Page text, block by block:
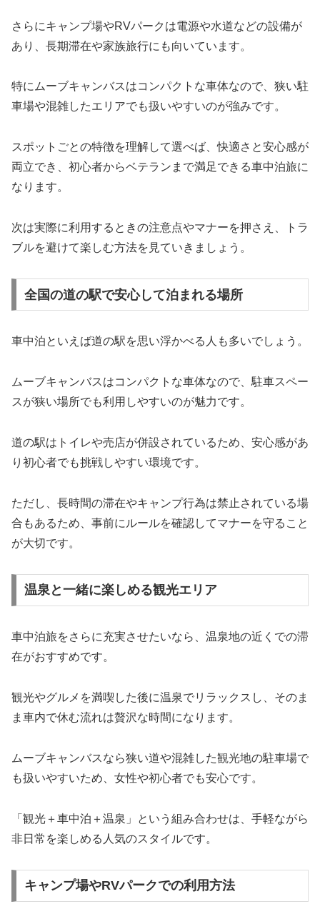
さらにキャンプ場やRVパークは電源や水道などの設備が
あり、長期滞在や家族旅行にも向いています。
特にムーブキャンバスはコンパクトな車体なので、狭い駐
車場や混雑したエリアでも扱いやすいのが強みです。
スポットごとの特徴を理解して選べば、快適さと安心感が
両立でき、初心者からベテランまで満足できる車中泊旅に
なります。
次は実際に利用するときの注意点やマナーを押さえ、トラ
ブルを避けて楽しむ方法を見ていきましょう。
全国の道の駅で安心して泊まれる場所
車中泊といえば道の駅を思い浮かべる人も多いでしょう。
ムーブキャンバスはコンパクトな車体なので、駐車スペー
スが狭い場所でも利用しやすいのが魅力です。
道の駅はトイレや売店が併設されているため、安心感があ
り初心者でも挑戦しやすい環境です。
ただし、長時間の滞在やキャンプ行為は禁止されている場
合もあるため、事前にルールを確認してマナーを守ること
が大切です。
温泉と一緒に楽しめる観光エリア
車中泊旅をさらに充実させたいなら、温泉地の近くでの滞
在がおすすめです。
観光やグルメを満喫した後に温泉でリラックスし、そのま
ま車内で休む流れは贅沢な時間になります。
ムーブキャンバスなら狭い道や混雑した観光地の駐車場で
も扱いやすいため、女性や初心者でも安心です。
「観光＋車中泊＋温泉」という組み合わせは、手軽ながら
非日常を楽しめる人気のスタイルです。
キャンプ場やRVパークでの利用方法